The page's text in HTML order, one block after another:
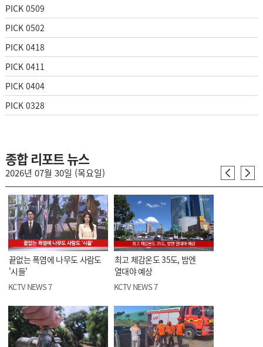
PICK 0509
PICK 0502
PICK 0418
PICK 0411
PICK 0404
PICK 0328
종합 리포트 뉴스
2026년 07월 30일 (목요일)
끝없는 폭염에 나무도 사람도
'시들'
KCTV NEWS 7
최고 체감온도 35도, 밤엔
열대야 예상
KCTV NEWS 7